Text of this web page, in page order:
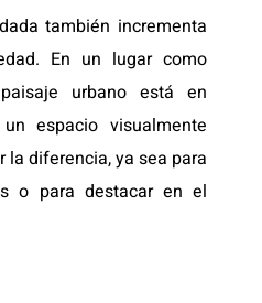
también incrementa
En un lugar como
urbano está en
espacio visualmente
la diferencia, ya sea para
o para destacar en el